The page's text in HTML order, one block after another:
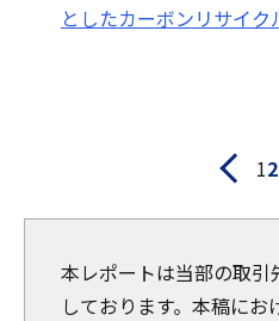
としたカーボンリサイク
12
本レポートは当部の取
しております。本稿に